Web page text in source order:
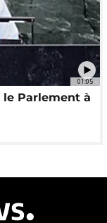
01:05
le Parlement à